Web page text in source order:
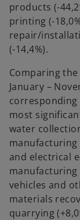
products (-
printing (-
repair/
(-14,4%).
Comparing
January –
most
water
and electrical
vehicles and
materials
quarrying